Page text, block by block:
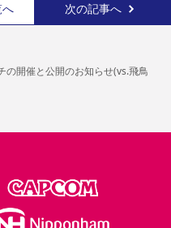
次の記事へ
の開催と公開のお知らせ(vs.飛鳥